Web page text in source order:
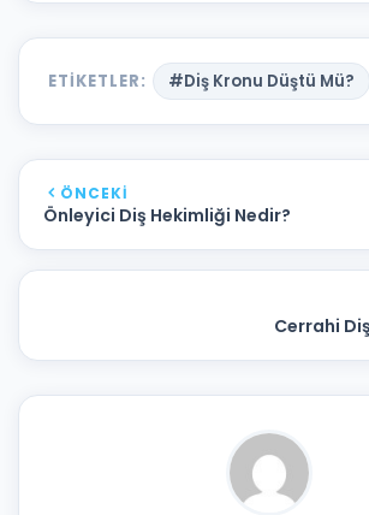
ETIKETLER: #Diş Kronu Düştü Mü?
ÖNCEKI
Önleyici Diş Hekimliği Nedir?
Cerrahi